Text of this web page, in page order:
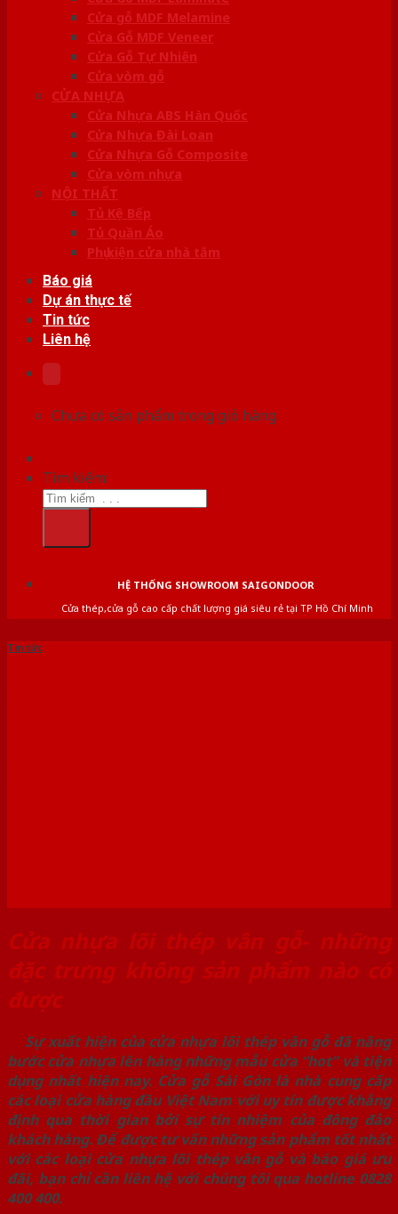
Cửa gỗ MDF Melamine
Cửa Gỗ MDF Veneer
Cửa Gỗ Tự Nhiên
Cửa vòm gỗ
CỬA NHỰA
Cửa Nhựa ABS Hàn Quốc
Cửa Nhựa Đài Loan
Cửa Nhựa Gỗ Composite
Cửa vòm nhựa
NỘI THẤT
Tủ Kệ Bếp
Tủ Quần Áo
Phụ kiện cửa nhà tắm
Báo giá
Dự án thực tế
Tin tức
Liên hệ
Chưa có sản phẩm trong giỏ hàng.
Tìm kiếm:
HỆ THỐNG SHOWROOM SAIGONDOOR
Cửa thép,cửa gỗ cao cấp chất lượng giá siêu rẻ tại TP Hồ Chí Minh
Tin tức
Cửa nhựa lõi thép vân gỗ- những
đặc trưng không sản phẩm nào có
được
Sự xuất hiện của cửa nhựa lõi thép vân gỗ đã nâng
bước cửa nhựa lên hàng những mẫu cửa “hot” và tiện
dụng nhất hiện nay. Cửa gỗ Sài Gòn là nhà cung cấp
các loại cửa hàng đầu Việt Nam với uy tín được khẳng
định qua thời gian bởi sự tín nhiệm của đông đảo
khách hàng. Để được tư vấn những sản phẩm tốt nhất
với các loại cửa nhựa lõi thép vân gỗ và báo giá ưu
đãi, bạn chỉ cần liên hệ với chúng tôi qua hotline 0828
400 400.